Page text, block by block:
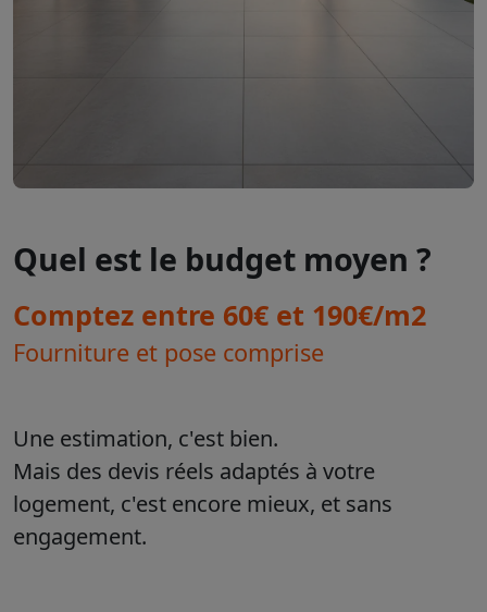
Quel est le budget moyen ?
Comptez entre 60€ et 190€/m2
Fourniture et pose comprise
Une estimation, c'est bien.
Mais des devis réels adaptés à votre
logement, c'est encore mieux, et sans
engagement.